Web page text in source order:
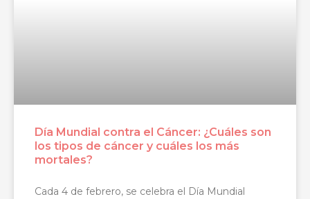
Día Mundial contra el Cáncer: ¿Cuáles son
los tipos de cáncer y cuáles los más
mortales?
Cada 4 de febrero, se celebra el Día Mundial